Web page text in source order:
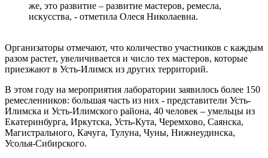
же, это развитие – развитие мастеров, ремесла,
искусства, - отметила Олеся Николаевна.
Организаторы отмечают, что количество участников с каждым
разом растет, увеличивается и число тех мастеров, которые
приезжают в Усть-Илимск из других территорий.
В этом году на мероприятия лаборатории заявилось более 150
ремесленников: большая часть из них - представители Усть-
Илимска и Усть-Илимского района, 40 человек – умельцы из
Екатеринбурга, Иркутска, Усть-Кута, Черемхово, Саянска,
Магистрального, Качуга, Тулуна, Чуны, Нижнеудинска,
Усолья-Сибирского.